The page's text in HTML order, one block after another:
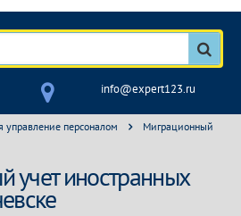
info@expert123.ru
управление персоналом
Миграционный
учет иностранных